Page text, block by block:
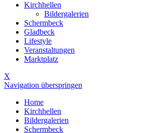
Kirchhellen
Bildergalerien
Schermbeck
Gladbeck
Lifestyle
Veranstaltungen
Marktplatz
X
Navigation überspringen
Home
Kirchhellen
Bildergalerien
Schermbeck